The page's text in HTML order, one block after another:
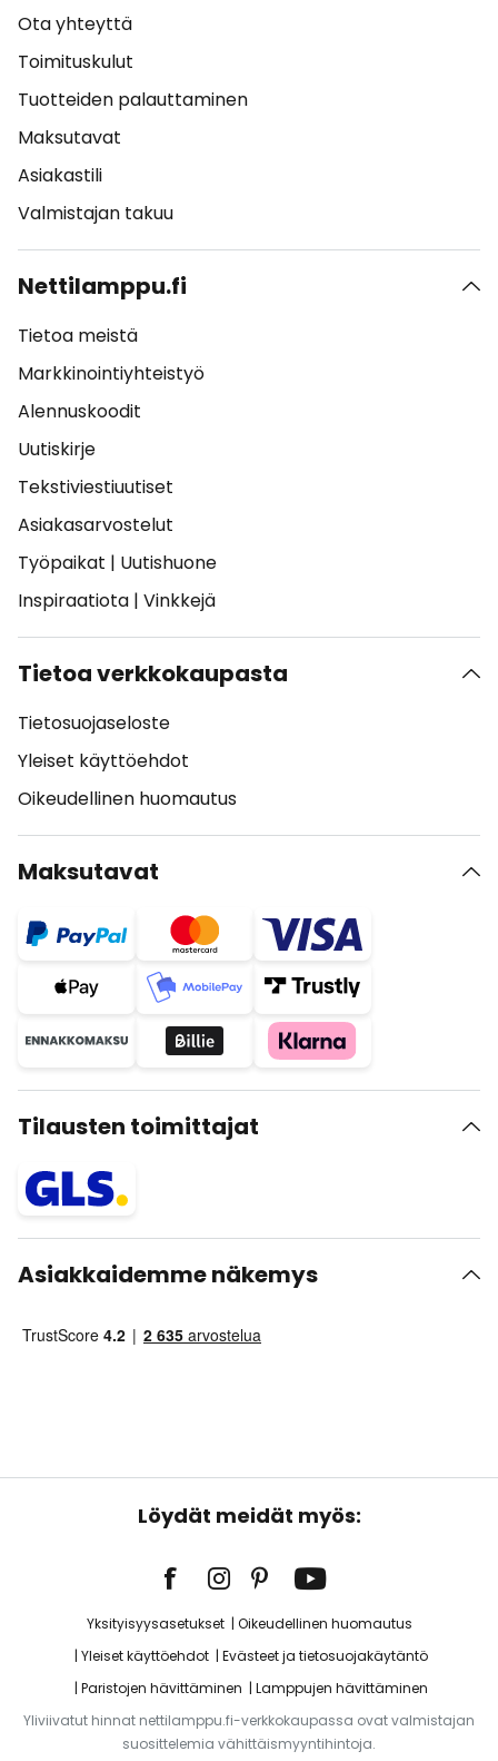
Ota yhteyttä
Toimituskulut
Tuotteiden palauttaminen
Maksutavat
Asiakastili
Valmistajan takuu
Nettilamppu.fi
Tietoa meistä
Markkinointiyhteistyö
Alennuskoodit
Uutiskirje
Tekstiviestiuutiset
Asiakasarvostelut
Työpaikat | Uutishuone
Inspiraatiota | Vinkkejä
Tietoa verkkokaupasta
Tietosuojaseloste
Yleiset käyttöehdot
Oikeudellinen huomautus
Maksutavat
Tilausten toimittajat
Asiakkaidemme näkemys
Löydät meidät myös:
Yksityisyysasetukset
Oikeudellinen huomautus
Yleiset käyttöehdot
Evästeet ja tietosuojakäytäntö
Paristojen hävittäminen
Lamppujen hävittäminen
Yliviivatut hinnat nettilamppu.fi-verkkokaupassa ovat valmistajan
suosittelemia vähittäismyyntihintoja.